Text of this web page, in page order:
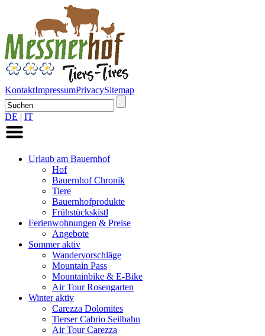
KontaktImpressumPrivacySitemap
DE | IT
Urlaub am Bauernhof
Hof
Bauernhof Chronik
Tiere
Bauernhofprodukte
Frühstückskistl
Ferienwohnungen & Preise
Angebote
Sommer aktiv
Wandervorschläge
Mountain Pass
Mountainbike & E-Bike
Air Tour Rosengarten
Winter aktiv
Carezza Dolomites
Tierser Cabrio Seilbahn
Air Tour Carezza